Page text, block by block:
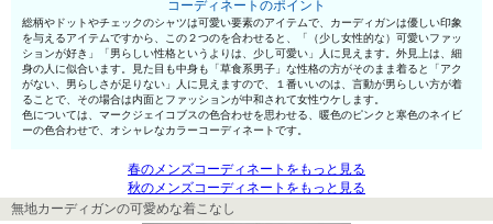
コーディネートのポイント
総柄やドットやチェックのシャツは可愛い要素のアイテムで、カーディガンは優しい印象
を与えるアイテムですから、この２つのを合わせると、「（少し女性的な）可愛いファッ
ションが好き」「男らしい性格というよりは、少し可愛い」人に見えます。外見上は、細
身の人に似合います。見た目も中身も「草食系男子」な性格の方がそのまま着ると「アク
がない、男らしさが足りない」人に見えますので、１番いいのは、言動が男らしい方が着
ることで、その場合は内面とファッションが中和されて女性ウケします。
色については、マークジェイコブスの色合わせを思わせる、暖色のピンクと寒色のネイビ
ーの色合わせで、オシャレなカラーコーディネートです。
春のメンズコーディネートをもっと見る
秋のメンズコーディネートをもっと見る
無地カーディガンの可愛めな着こなし